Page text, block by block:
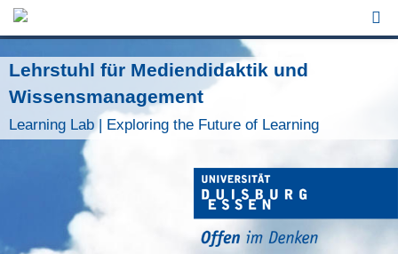
Jump to Navigation
Lehrstuhl für Mediendidaktik und
Wissensmanagement
Learning Lab | Exploring the Future of Learning